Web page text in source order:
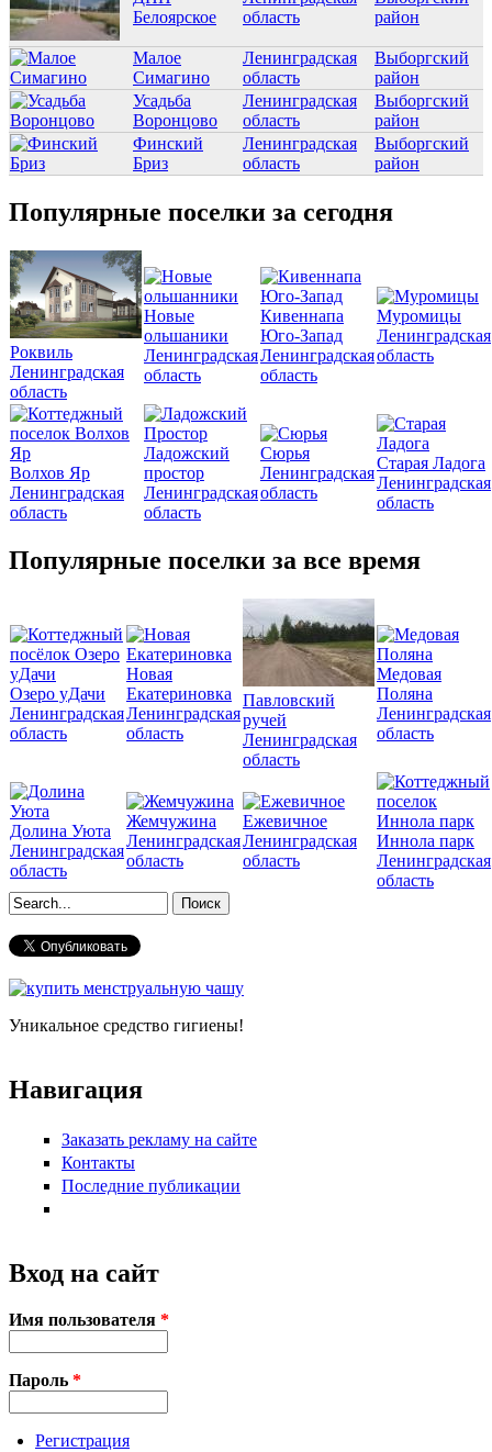
Белоярское
область
район
Малое
Симагино
Ленинградская
область
Выборгский
район
Усадьба
Воронцово
Ленинградская
область
Выборгский
район
Финский
Бриз
Ленинградская
область
Выборгский
район
Популярные поселки за сегодня
Роквиль
Ленинградская
область
Новые
ольшаники
Ленинградская
область
Кивеннапа
Юго-Запад
Ленинградская
область
Муромицы
Ленинградская
область
Волхов Яр
Ленинградская
область
Ладожский
простор
Ленинградская
область
Сюрья
Ленинградская
область
Старая Ладога
Ленинградская
область
Популярные поселки за все время
Озеро уДачи
Ленинградская
область
Новая
Екатериновка
Ленинградская
область
Павловский
ручей
Ленинградская
область
Медовая
Поляна
Ленинградская
область
Долина Уюта
Ленинградская
область
Жемчужина
Ленинградская
область
Ежевичное
Ленинградская
область
Иннола парк
Ленинградская
область
Форма поиска
Уникальное средство гигиены!
Навигация
Заказать рекламу на сайте
Контакты
Последние публикации
Вход на сайт
Имя пользователя *
Пароль *
Регистрация